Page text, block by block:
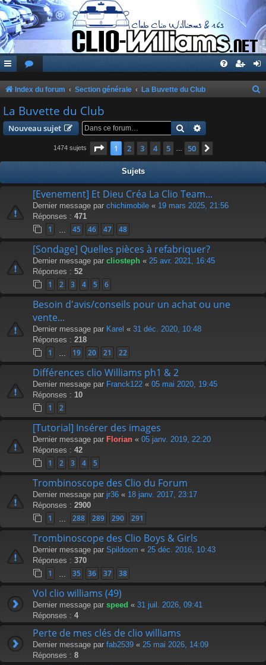
Index du forum Section générale La Buvette du Club
c
La Buvette du Club
Nouveau sujet Rechercher
1474 sujets Page 1sur50
1 2 3 4 5 50
Sujets
[Evenement] Et Dieu Créa La Clio Team...
Dernier message par chichimobile « 19 mars 2025, 21:56
Réponses : 471
1 45 46 47 48
[Sondage] Quelles pièces à refabriquer?
Dernier message par cliosteph « 25 avr. 2021, 16:45
Réponses : 52
1 2 3 4 5 6
Besoin d'avis/conseils pour un achat ou une
vente...
Dernier message par Karel « 31 déc. 2020, 10:48
Réponses : 218
1 19 20 21 22
Différences clio Williams ph1 & 2
Dernier message par Franck122 « 05 mai 2020, 19:45
Réponses : 10
1 2
[Tutorial] Insérer des images
Dernier message par Florian « 05 janv. 2019, 22:20
Réponses : 42
1 2 3 4 5
Trombinoscope des Clio du Forum
Dernier message par jr36 « 18 janv. 2017, 23:17
Réponses : 2900
1 288 289 290 291
Trombinoscope des Clio Boys & Girls
Dernier message par Spildoom « 25 déc. 2016, 10:43
Réponses : 370
1 35 36 37 38
Vol clio williams (49)
Dernier message par speed « 31 juil. 2026, 09:41
Réponses : 4
Perte de mes clés de clio williams
Dernier message par fab2539 « 25 mai 2026, 14:09
Réponses : 8